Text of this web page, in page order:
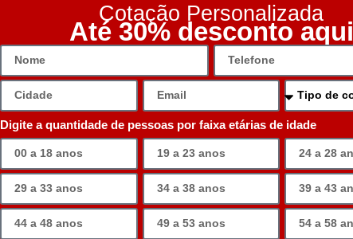
Cotação Personalizada
Até 30% desconto aqui
Digite a quantidade de pessoas por faixa etárias de idade